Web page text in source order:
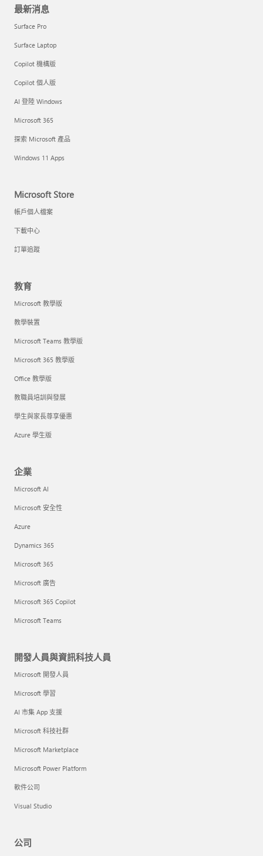
最新消息
Surface Pro
Surface Laptop
Copilot 機構版
Copilot 個人版
AI 登陸 Windows
Microsoft 365
探索 Microsoft 產品
Windows 11 Apps
Microsoft Store
帳戶個人檔案
下載中心
訂單追蹤
教育
Microsoft 教學版
教學裝置
Microsoft Teams 教學版
Microsoft 365 教學版
Office 教學版
教職員培訓與發展
學生與家長尊享優惠
Azure 學生版
企業
Microsoft AI
Microsoft 安全性
Azure
Dynamics 365
Microsoft 365
Microsoft 廣告
Microsoft 365 Copilot
Microsoft Teams
開發人員與資訊科技人員
Microsoft 開發人員
Microsoft 學習
AI 市集 App 支援
Microsoft 科技社群
Microsoft Marketplace
Microsoft Power Platform
軟件公司
Visual Studio
公司